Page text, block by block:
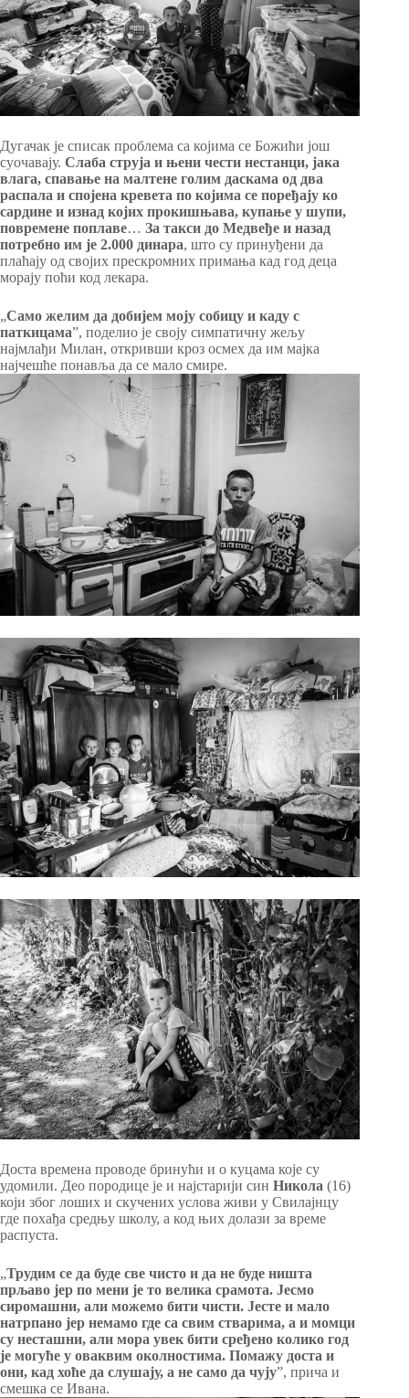
Дугачак је списак проблема са којима се Божићи још
суочавају. Слаба струја и њени чести нестанци, јака
влага, спавање на малтене голим даскама од два
распала и спојена кревета по којима се поређају ко
сардине и изнад којих прокишњава, купање у шупи,
повремене поплаве… За такси до Медвеђе и назад
потребно им је 2.000 динара, што су принуђени да
плаћају од својих прескромних примања кад год деца
морају поћи код лекара.
„Само желим да добијем моју собицу и каду с
паткицама”, поделио је своју симпатичну жељу
најмлађи Милан, откривши кроз осмех да им мајка
најчешће понавља да се мало смире.
Доста времена проводе бринући и о куцама које су
удомили. Део породице је и најстарији син Никола (16)
који због лоших и скучених услова живи у Свилајнцу
где похађа средњу школу, а код њих долази за време
распуста.
„Трудим се да буде све чисто и да не буде ништа
прљаво јер по мени је то велика срамота. Јесмо
сиромашни, али можемо бити чисти. Јесте и мало
натрпано јер немамо где са свим стварима, а и момци
су несташни, али мора увек бити сређено колико год
је могуће у оваквим околностима. Помажу доста и
они, кад хоће да слушају, а не само да чују”, прича и
смешка се Ивана.